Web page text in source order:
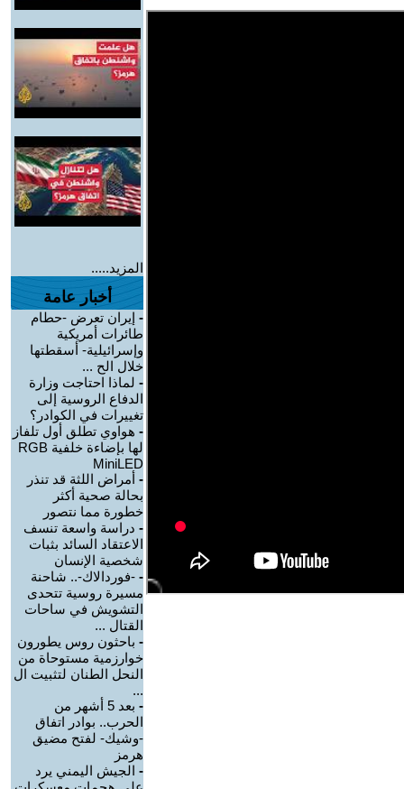
المزيد.....
أخبار عامة
- إيران تعرض -حطام
طائرات أمريكية
وإسرائيلية- أسقطتها
خلال الح ...
- لماذا احتاجت وزارة
الدفاع الروسية إلى
تغييرات في الكوادر؟
- هواوي تطلق أول تلفاز
لها بإضاءة خلفية RGB
MiniLED
- أمراض اللثة قد تنذر
بحالة صحية أكثر
خطورة مما نتصور
- دراسة واسعة تنسف
الاعتقاد السائد بثبات
شخصية الإنسان
- -فوردالاك-.. شاحنة
مسيرة روسية تتحدى
التشويش في ساحات
القتال ...
- باحثون روس يطورون
خوارزمية مستوحاة من
النحل الطنان لتثبيت ال
...
-
بعد 5 أشهر من
الحرب.. بوادر اتفاق
-وشيك- لفتح مضيق
هرمز
- الجيش اليمني يرد